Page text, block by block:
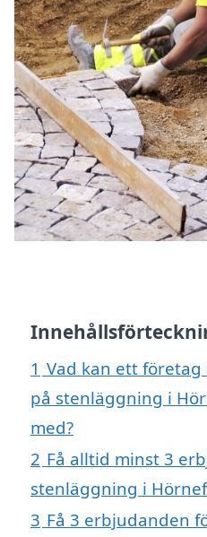
1 Vad kan ett
på stenläggning i
med?
2 Få alltid minst 3
stenläggning i
3 Få 3 erbjudanden